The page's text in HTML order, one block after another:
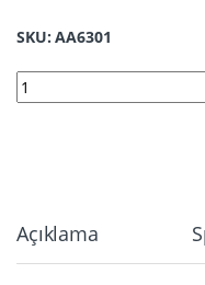
SKU: AA6301
6301 | KD MQB Sustalı
Açıklama